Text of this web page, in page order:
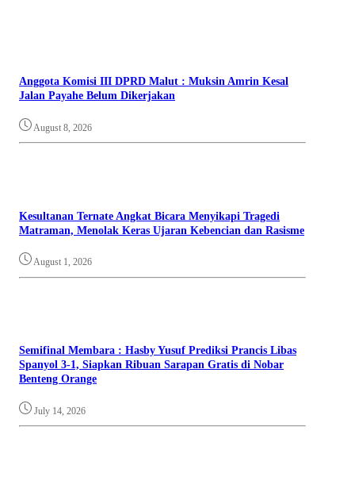
Anggota Komisi III DPRD Malut : Muksin Amrin Kesal
Jalan Payahe Belum Dikerjakan
August 8, 2026
Kesultanan Ternate Angkat Bicara Menyikapi Tragedi
Matraman, Menolak Keras Ujaran Kebencian dan Rasisme
August 1, 2026
Semifinal Membara : Hasby Yusuf Prediksi Prancis Libas
Spanyol 3-1, Siapkan Ribuan Sarapan Gratis di Nobar
Benteng Orange
July 14, 2026